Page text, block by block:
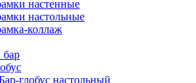
настенные
настольные
коллаж
бар
глобус настольный